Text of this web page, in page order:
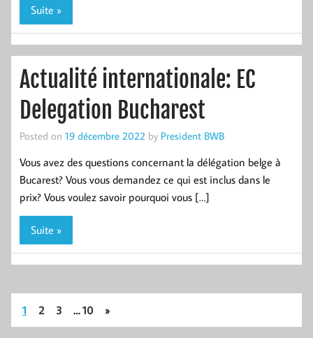
Suite »
Actualité internationale: EC
Delegation Bucharest
Posted on 19 décembre 2022 by President BWB
Vous avez des questions concernant la délégation belge à
Bucarest? Vous vous demandez ce qui est inclus dans le
prix? Vous voulez savoir pourquoi vous […]
Suite »
1 2 3 … 10 »